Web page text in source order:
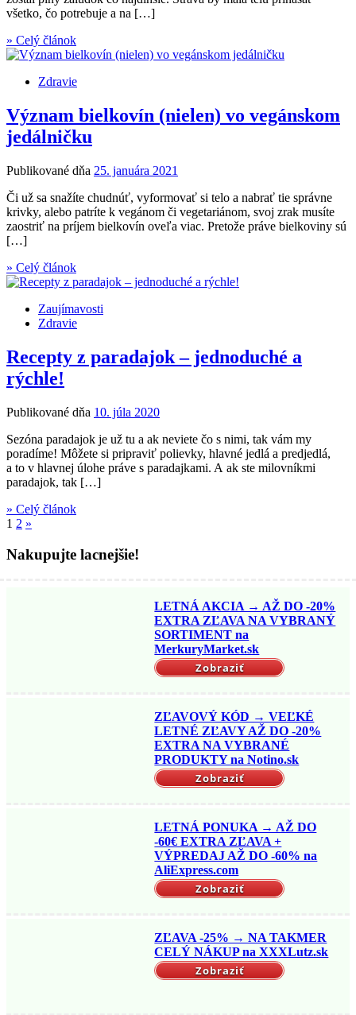
všetko, čo potrebuje a na […]
» Celý článok
Zdravie
Význam bielkovín (nielen) vo vegánskom
jedálničku
Publikované dňa 25. januára 2021
Či už sa snažíte chudnúť, vyformovať si telo a nabrať tie správne
krivky, alebo patríte k vegánom či vegetariánom, svoj zrak musíte
zaostriť na príjem bielkovín oveľa viac. Pretože práve bielkoviny sú
[…]
» Celý článok
Zaujímavosti
Zdravie
Recepty z paradajok – jednoduché a
rýchle!
Publikované dňa 10. júla 2020
Sezóna paradajok je už tu a ak neviete čo s nimi, tak vám my
poradíme! Môžete si pripraviť polievky, hlavné jedlá a predjedlá,
a to v hlavnej úlohe práve s paradajkami. A ak ste milovníkmi
paradajok, tak […]
» Celý článok
1 2 »
Nakupujte lacnejšie!
LETNÁ AKCIA → AŽ DO -20%
EXTRA ZĽAVA NA VYBRANÝ
SORTIMENT na
MerkuryMarket.sk
Zobraziť
ZĽAVOVÝ KÓD → VEĽKÉ
LETNÉ ZĽAVY AŽ DO -20%
EXTRA NA VYBRANÉ
PRODUKTY na Notino.sk
Zobraziť
LETNÁ PONUKA → AŽ DO
-60€ EXTRA ZĽAVA +
VÝPREDAJ AŽ DO -60% na
AliExpress.com
Zobraziť
ZĽAVA -25% → NA TAKMER
CELÝ NÁKUP na XXXLutz.sk
Zobraziť